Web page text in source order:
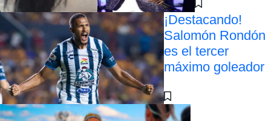
¡Destacando!
Salomón Rondón
es el tercer
máximo goleador